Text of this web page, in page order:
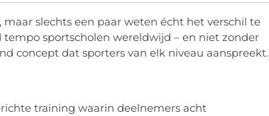
slechts een paar weten écht het verschil te
tempo sportscholen wereldwijd – en niet zonder
concept dat sporters van elk niveau aanspreekt.
training waarin deelnemers acht